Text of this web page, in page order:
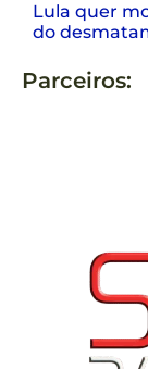
Lula quer
do
Parceiros: